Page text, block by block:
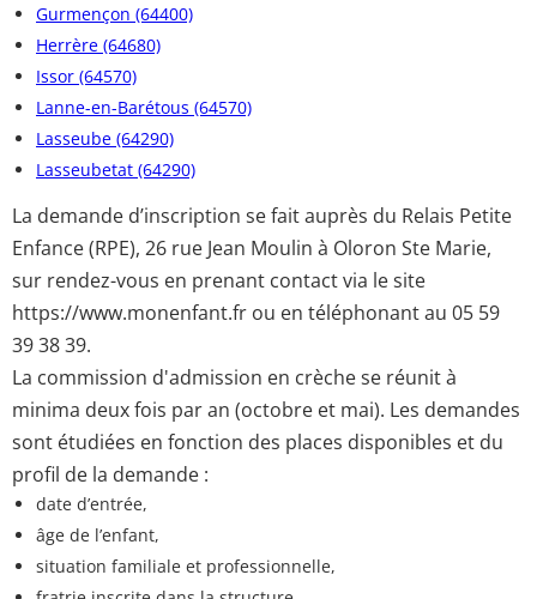
Gurmençon (64400)
Herrère (64680)
Issor (64570)
Lanne-en-Barétous (64570)
Lasseube (64290)
Lasseubetat (64290)
La demande d’inscription se fait auprès du Relais Petite
Enfance (RPE), 26 rue Jean Moulin à Oloron Ste Marie,
sur rendez-vous en prenant contact via le site
https://www.monenfant.fr ou en téléphonant au 05 59
39 38 39.
La commission d'admission en crèche se réunit à
minima deux fois par an (octobre et mai). Les demandes
sont étudiées en fonction des places disponibles et du
profil de la demande :
date d’entrée,
âge de l’enfant,
situation familiale et professionnelle,